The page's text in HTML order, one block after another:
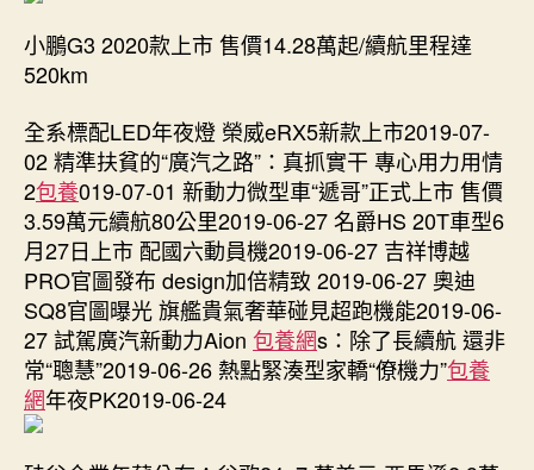
小鵬G3 2020款上市 售價14.28萬起/續航里程達
520km
全系標配LED年夜燈 榮威eRX5新款上市2019-07-
02 精準扶貧的“廣汽之路”：真抓實干 專心用力用情
2包養019-07-01 新動力微型車“遞哥”正式上市 售價
3.59萬元續航80公里2019-06-27 名爵HS 20T車型6
月27日上市 配國六動員機2019-06-27 吉祥博越
PRO官圖發布 design加倍精致 2019-06-27 奧迪
SQ8官圖曝光 旗艦貴氣奢華碰見超跑機能2019-06-
27 試駕廣汽新動力Aion 包養網s：除了長續航 還非
常“聰慧”2019-06-26 熱點緊湊型家轎“僚機力”包養
網年夜PK2019-06-24